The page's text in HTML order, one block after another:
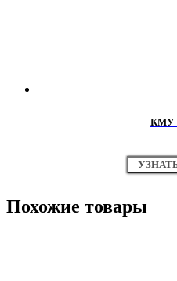
КМУ
Похожие товары